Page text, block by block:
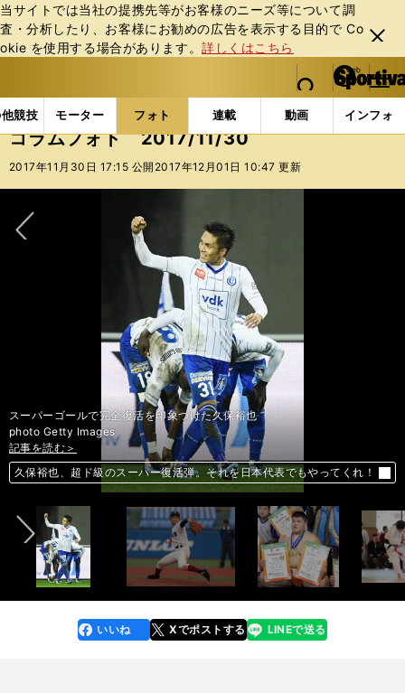
当サイトでは当社の提携先等がお客様のニーズ等について調
査・分析したり、お客様にお勧めの広告を表⽰する⽬的で Co
okie を使⽤する場合があります。詳しくはこちら
閉じ
る
web Sportiva (webスポルティーバ)
検索
マイペ
ー
ジ
メニュ
競技 モーター フォト 連載 動画 インフォ
b
ス
ポ
ル
ー
バ
フォトギャラリー コラムフォト コラムフォト
コラムフォト 2017/11/30
2017年11月30日 17:15 公開 2017年12月01日 10:47 更新
スーパーゴールで完全復活を印象づけた久保裕也
photo Getty Images
記事を読む＞
久保裕也、超ド級のスーパー復活弾。それを日本代表でもやってくれ！
記事を読む＞
大阪桐蔭のセンバツ優勝が見えた？神宮大会の完敗が「吉兆」なわけ
記事を読む＞
久嶋以来の快挙なるか。大鵬３世が高３で「アマ相撲日本一」に挑む
記事を読む＞
ザンビアで武者修行。視覚障害者柔道で東京のメダルを目指す半谷静香
記事を読む＞
チャンピオンズＣ、中京ダートならサウンドトゥルー連覇が「真実」だ
記事を読む＞
我々がいるべき場所はJ1。変幻グランパスは堅守アビスパを崩せるか
記事を読む＞
【木村和久連載】チャリティーゴルフはどこまで豪快に寄付集めできるか
記事を読む＞
這い上がれ、日本男子バスケ。Ｗ杯予選で連敗からのイバラ道
前へ
faceboo
k
いいね Xでポストする
line LINEで送る